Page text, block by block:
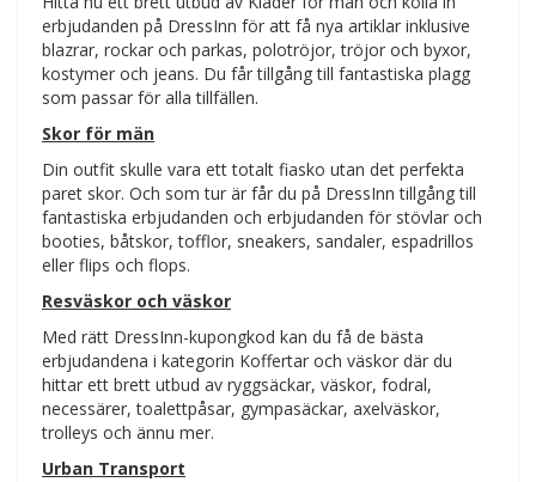
erbjudanden på DressInn för att få nya artiklar inklusive
blazrar, rockar och parkas, polotröjor, tröjor och byxor,
kostymer och jeans. Du får tillgång till fantastiska plagg
som passar för alla tillfällen.
Skor för män
Din outfit skulle vara ett totalt fiasko utan det perfekta
paret skor. Och som tur är får du på DressInn tillgång till
fantastiska erbjudanden och erbjudanden för stövlar och
booties, båtskor, tofflor, sneakers, sandaler, espadrillos
eller flips och flops.
Resväskor och väskor
Med rätt DressInn-kupongkod kan du få de bästa
erbjudandena i kategorin Koffertar och väskor där du
hittar ett brett utbud av ryggsäckar, väskor, fodral,
necessärer, toalettpåsar, gympasäckar, axelväskor,
trolleys och ännu mer.
Urban Transport